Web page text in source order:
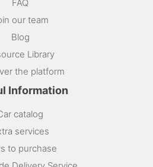
FAQ
our team
Blog
Library
the platform
Information
catalog
services
to purchase